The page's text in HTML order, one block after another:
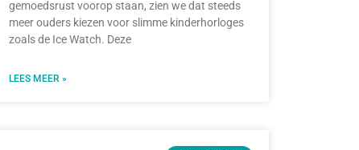
gemoedsrust voorop staan, zien we dat steeds
meer ouders kiezen voor slimme kinderhorloges
zoals de Ice Watch. Deze
LEES MEER »